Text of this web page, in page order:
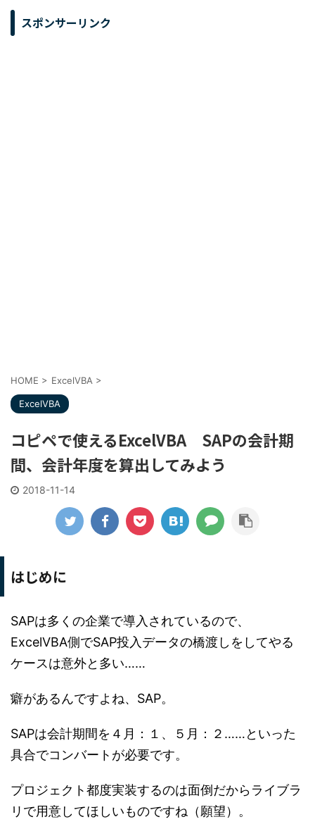
スポンサーリンク
HOME > ExcelVBA >
ExcelVBA
コピペで使えるExcelVBA SAPの会計期
間、会計年度を算出してみよう
2018-11-14
はじめに
SAPは多くの企業で導入されているので、
ExcelVBA側でSAP投入データの橋渡しをしてやる
ケースは意外と多い……
癖があるんですよね、SAP。
SAPは会計期間を４月：１、５月：２……といった
具合でコンバートが必要です。
プロジェクト都度実装するのは面倒だからライブラ
リで用意してほしいものですね（願望）。